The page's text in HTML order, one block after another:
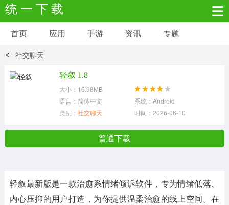
统 一 下 载
安卓应用 安卓游戏
系统工具 其它应用
首页 应用 手游 资讯 专题
社交聊天
轻叙 1.8
大小：16.98MB
语言：简体中文
系统：Android
类别： 社交聊天 时间：2026-06-10
普通下载
轻叙最新版是一款治愈系情绪倾诉软件，专为情绪低落、
内心压抑的用户打造，为你提供温柔治愈的线上空间。在